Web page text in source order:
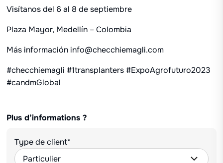
Visítanos del 6 al 8 de septiembre
Plaza Mayor, Medellín – Colombia
Más información info@checchiemagli.com
#checchiemagli #1transplanters #ExpoAgrofuturo2023
#candmGlobal
Plus d’informations ?
Type de client*